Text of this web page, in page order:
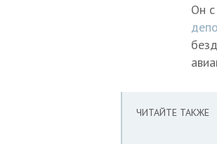
Он
ЧИТАЙТЕ ТАКЖЕ